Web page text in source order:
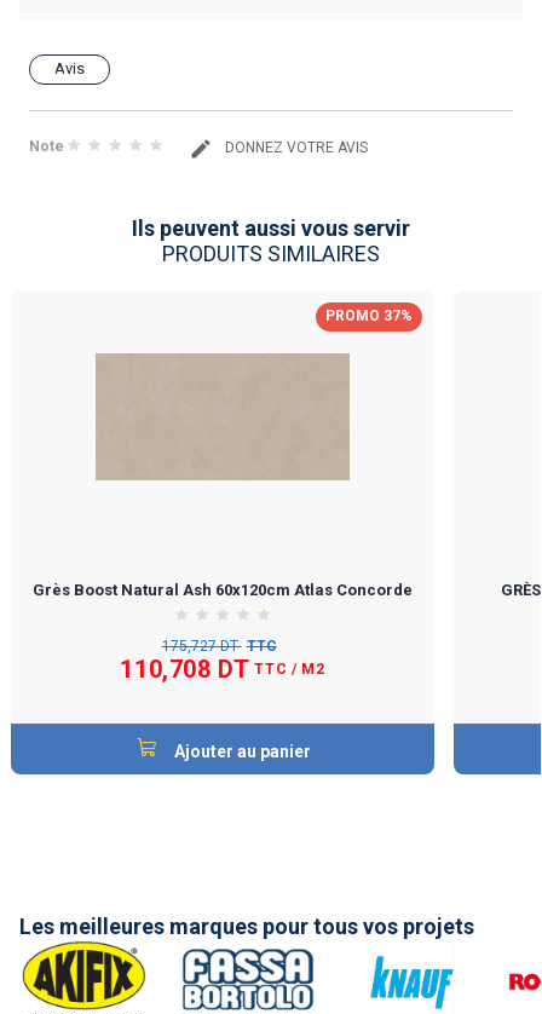
Avis
Note DONNEZ VOTRE AVIS
Ils peuvent aussi vous servir
PRODUITS SIMILAIRES
PROMO 37%
Grès Boost Natural Ash 60x120cm Atlas Concorde
175,727 DT TTC
110,708 DT TTC / M2
Ajouter au panier
Les meilleures marques pour tous vos projets